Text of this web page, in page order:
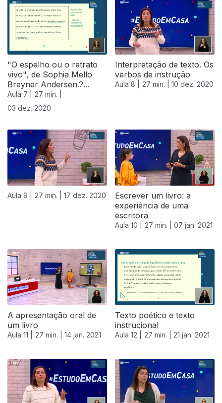
"O espelho ou o retrato
vivo", de Sophia Mello
Breyner Andersen.?...
Aula 7 |
27 min. |
03 dez. 2020
Interpretação de texto. Os
verbos de instrução
Aula 8 | 27 min. | 10 dez. 2020
Aula 9 | 27 min. | 17 dez. 2020
Escrever um livro: a
experiência de uma
escritora
Aula 10 | 27 min. | 07 jan. 2021
A apresentação oral de
um livro
Aula 11 | 27 min. | 14 jan. 2021
Texto poético e texto
instrucional
Aula 12 | 27 min. | 21 jan. 2021
519231